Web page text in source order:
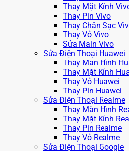
Thay Mặt Kính
Thay Pin Vivo
Thay Chân Sạc
Thay Vỏ Vivo
Sửa Main Vivo
Sửa Điện Thoại Huawei
Thay Màn Hình
Thay Mặt Kính
Thay Vỏ Huawei
Thay Pin Huawei
Sửa Điện Thoại Realme
Thay Màn Hình
Thay Mặt Kính
Thay Pin Realme
Thay Vỏ Realme
Sửa Điện Thoại Google